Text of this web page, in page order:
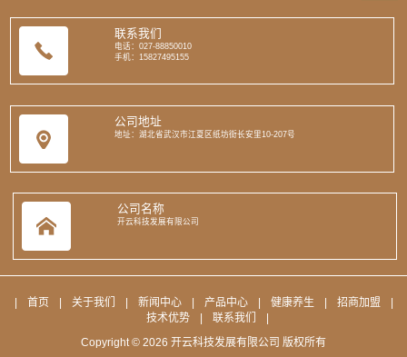
联系我们
电话：027-88850010
手机：15827495155
公司地址
地址：湖北省武汉市江夏区纸坊街长安里10-207号
公司名称
开云科技发展有限公司
首页 关于我们 新闻中心 产品中心 健康养生 招商加盟
技术优势
联系我们
Copyright © 2026 开云科技发展有限公司 版权所有